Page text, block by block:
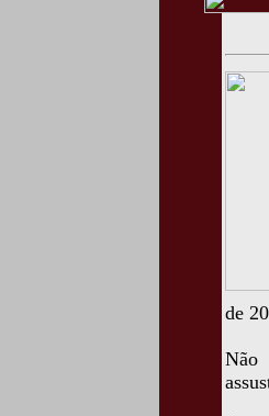
de
Não